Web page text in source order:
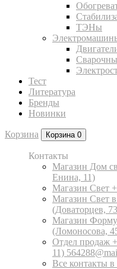
ТЭНы
Тест
Литература
Бренды
Новинки
Корзина Корзина 0
Контакты
Магазин Дом
Енина, 11)
Магазин Свет
Магазин Свет
(Доваторцев,
Магазин
(Ломоносова,
Отдел продаж
11)
Все контакты в